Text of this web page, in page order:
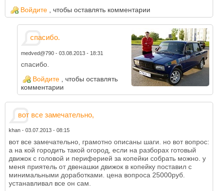
Войдите
, чтобы оставлять комментарии
спасибо.
medved@790- 03.08.2013 - 18:31
спасибо.
Войдите
, чтобы оставлять
комментарии
вот все замечательно,
khan- 03.07.2013 - 08:15
вот все замечательно, грамотно описаны шаги. но вот вопрос:
а на кой городить такой огород, если на разборах готовый
движок с головой и периферией за копейки собрать можно. у
меня приятель от двенашки движок в копейку поставил с
минимальными доработками. цена вопроса 25000руб.
устанавливал все он сам.